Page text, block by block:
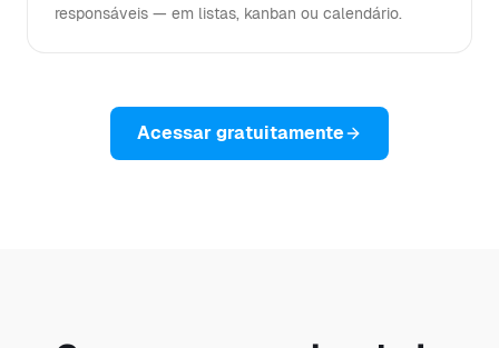
responsáveis — em listas, kanban ou calendário.
Acessar gratuitamente